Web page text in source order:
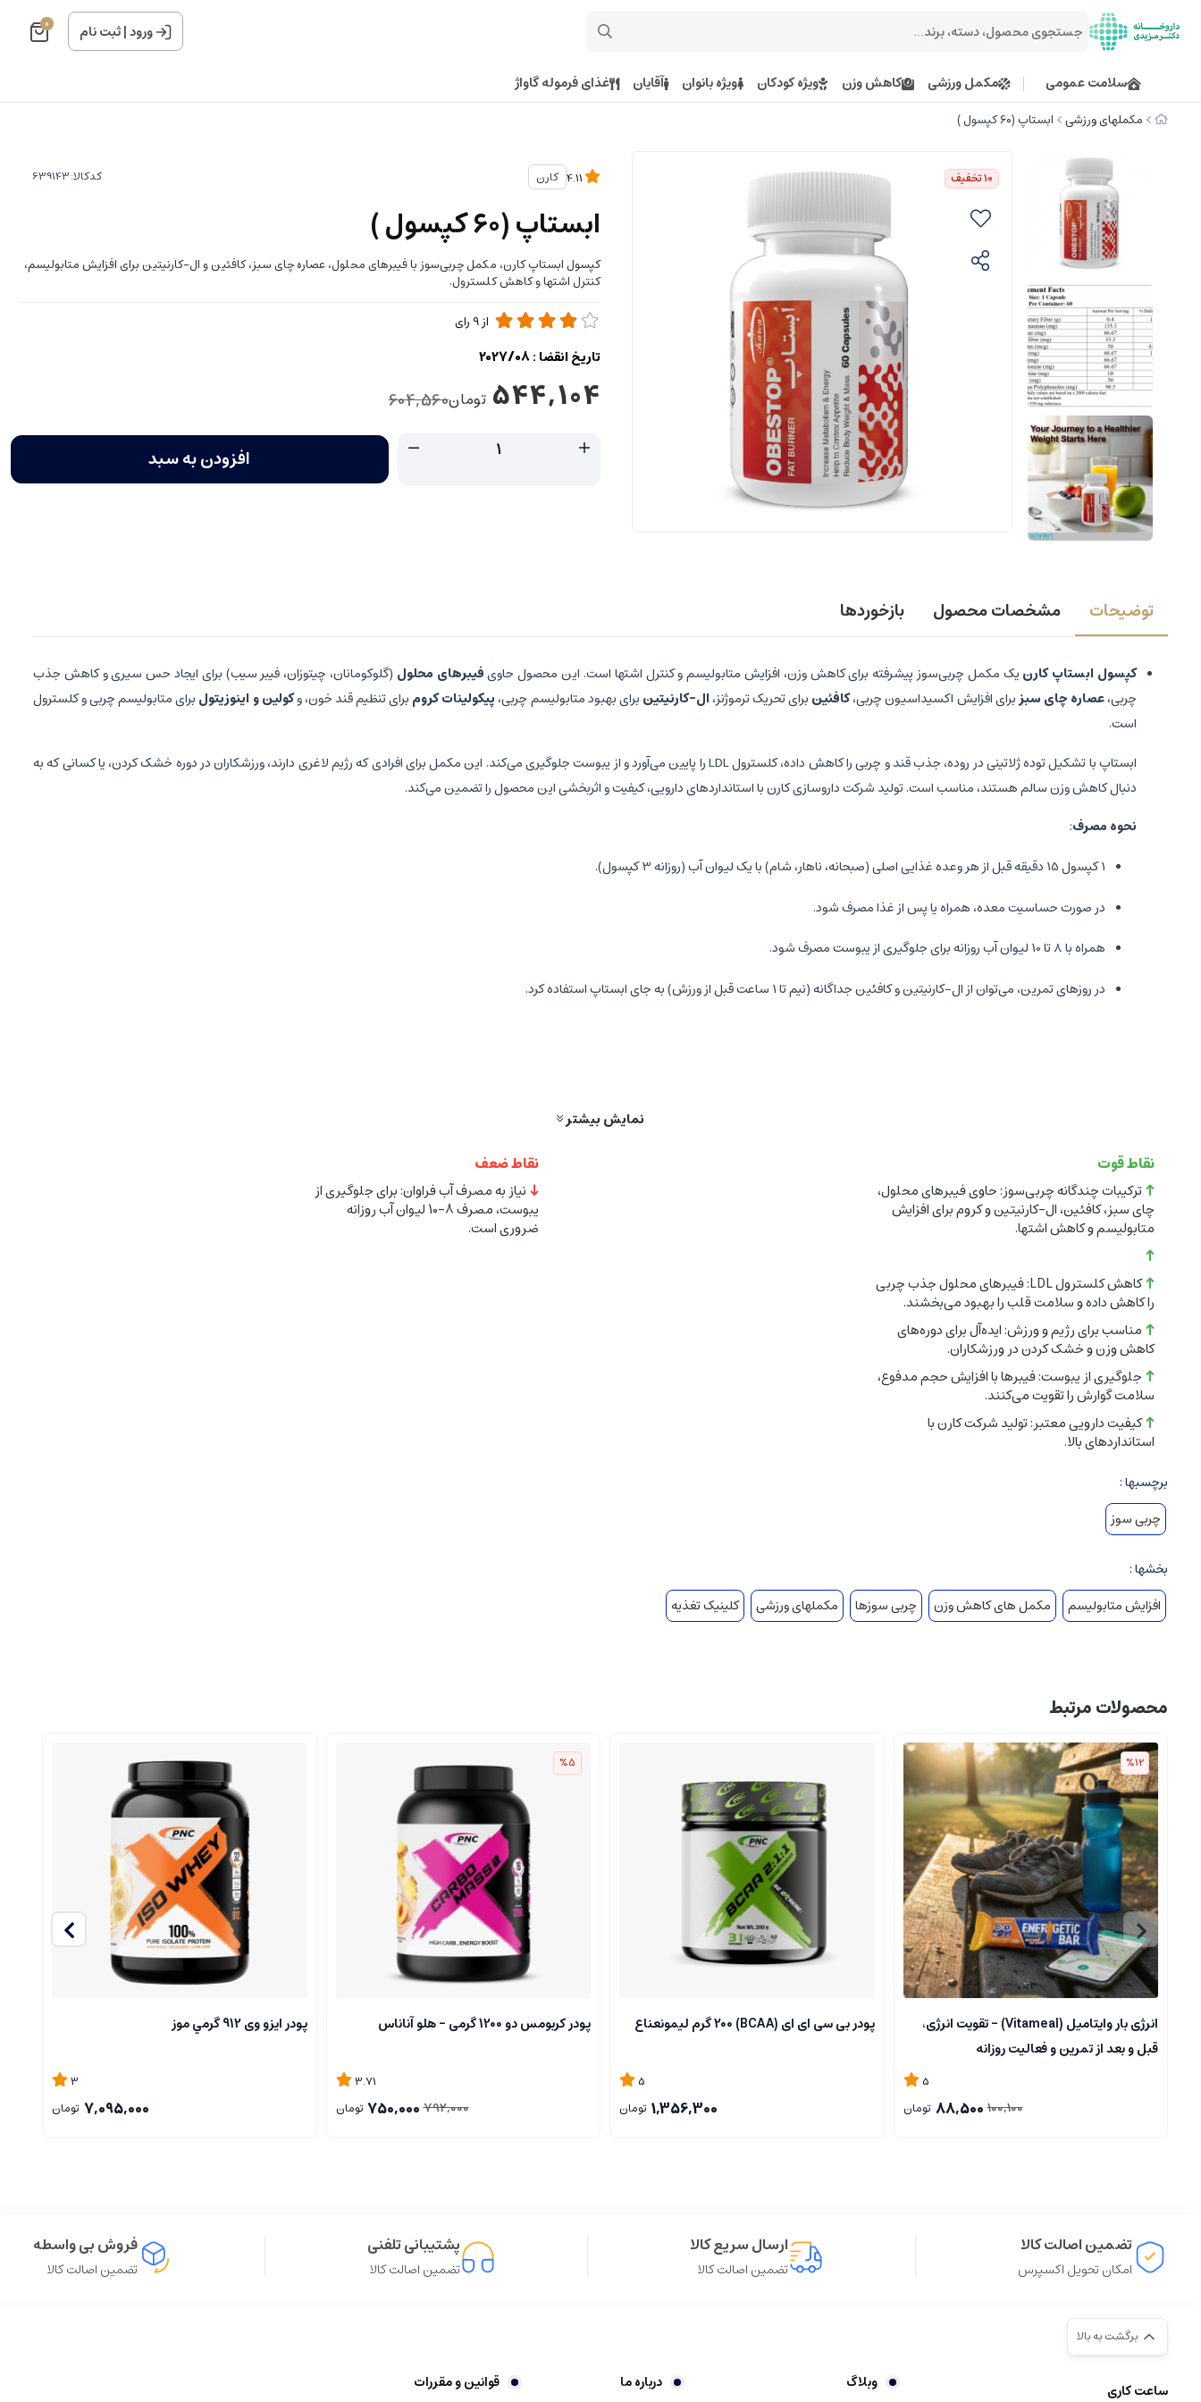
ورود|ثبت نام 0
سلامت عمومی مکمل ورزشی کاهش وزن ویژه کودکان ویژه بانوان آقایان غذای فرموله گاواژ
مکملهای ورزشی ابستاپ (۶۰ کپسول )
10تخفیف کارن کدکالا:
ابستاپ (۶۰ کپسول )
کپسول ابستاپ کارن، مکمل چربی‌سوز با فیبرهای محلول، عصاره چای سبز، کافئین و ال-کارنیتین برای افزایش متابولیسم،
کنترل اشتها و کاهش کلسترول.
از9رای
تاریخ انقضا :
544,104 تومان604,560
افزودن به سبد
توضیحات مشخصات محصول بازخوردها
کپسول ابستاپ کارن یک مکمل چربی‌سوز پیشرفته برای کاهش وزن، افزایش متابولیسم و کنترل اشتها است. این محصول حاویفیبرهای محلول (گلوکومانان، چیتوزان، فیبر سیب) برای ایجاد حس سیری و کاهش جذب
چربی،عصاره چای سبزبرای افزایش اکسیداسیون چربی،کافئین برای تحریک ترموژنز، ال-کارنیتین برای بهبود متابولیسم چربی، پیکولینات کروم برای تنظیم قند خون، وکولین و اینوزیتول برای متابولیسم چربی و کلسترول
است.
ابستاپ با تشکیل توده ژلاتینی در روده، جذب قند و چربی را کاهش داده، کلسترول LDL را پایین می‌آورد و از یبوست جلوگیری می‌کند. این مکمل برای افرادی که رژیم لاغری دارند، ورزشکاران در دوره خشک کردن، یا کسانی که به
دنبال کاهش وزن سالم هستند، مناسب است. تولید شرکت داروسازی کارن با استانداردهای دارویی، کیفیت و اثربخشی این محصول را تضمین می‌کند.
نحوه مصرف:
1 کپسول 15 دقیقه قبل از هر وعده غذایی اصلی (صبحانه، ناهار، شام) با یک لیوان آب (روزانه 3 کپسول).
در صورت حساسیت معده، همراه یا پس از غذا مصرف شود.
همراه با 8 تا 10 لیوان آب روزانه برای جلوگیری از یبوست مصرف شود.
در روزهای تمرین، می‌توان از ال-کارنیتین و کافئین جداگانه (نیم تا 1 ساعت قبل از ورزش) به جای ابستاپ استفاده کرد.
بیش از 3 کپسول در روز مصرف نشود و از مصرف همزمان 3 کپسول اجتناب کنید.
در صورت مصرف داروهای خاص (مثل وارفارین یا لووتیروکسین)، با فاصله 4-5 ساعت مصرف شود.
در جای خشک و خنک (زیر 30 درجه سانتی‌گراد) و دور از دسترس کودکان نگهداری شود.
ویژگی‌ها:
برند: کارن (Karen)
تعداد
سروینگ سایز
تعداد سروینگ
نمایش بیشتر
نقاط قوت
ترکیبات چندگانه چربی‌سوز: حاوی فیبرهای محلول،
چای سبز، کافئین، ال-کارنیتین و کروم برای افزایش
متابولیسم و کاهش اشتها.
کاهش کلسترول LDL: فیبرهای محلول جذب چربی
را کاهش داده و سلامت قلب را بهبود می‌بخشند.
مناسب برای رژیم و ورزش: ایده‌آل برای دوره‌های
کاهش وزن و خشک کردن در ورزشکاران.
جلوگیری از یبوست: فیبرها با افزایش حجم مدفوع،
سلامت گوارش را تقویت می‌کنند.
کیفیت دارویی معتبر: تولید شرکت کارن با
استانداردهای بالا.
نقاط ضعف
نیاز به مصرف آب فراوان: برای جلوگیری از
یبوست، مصرف 8-10 لیوان آب روزانه
ضروری است.
برچسبها :
چربی سوز
بخشها :
افزایش متابولیسم
مکمل های کاهش وزن چربی سوزها مکملهای ورزشی کلینیک تغذیه
محصولات مرتبط
%12
انرژی بار وایتامیل (Vitameal) – تقویت انرژی،
قبل و بعد از تمرین و فعالیت روزانه
5
100,100
88,500 تومان
پودر بی سی ای ای (BCAA) 200 گرم لیمونعناع
5
1,356,300 تومان
%5
پودر کربومس دو 1200 گرمی - هلو آناناس
3.71
792,000
750,000 تومان
پودر ایزو وی 912 گرمي موز
3
7,095,000 تومان
تضمین اصالت کالا
امکان تحویل اکسپرس
ارسال سریع کالا
تضمین اصالت کالا
پشتیبانی تلفنی
تضمین اصالت کالا
فروش بی واسطه
تضمین اصالت کالا
برگشت به بالا
ساعت کاری
وبلاگ درباره ما قوانین و مقررات